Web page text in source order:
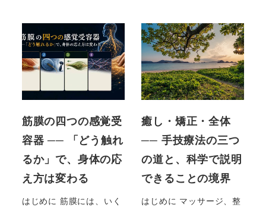
筋膜の四つの感覚受
容器 ── 「どう触れ
るか」で、身体の応
え方は変わる
はじめに 筋膜には、いく
癒し・矯正・全体
── 手技療法の三つ
の道と、科学で説明
できることの境界
はじめに マッサージ、整